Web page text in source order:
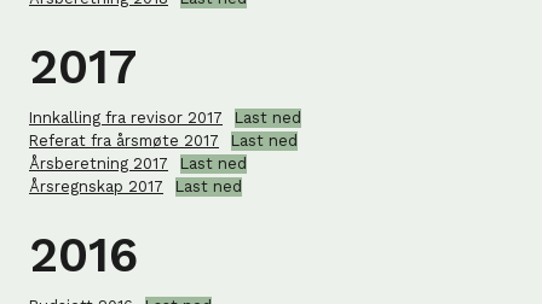
2017
Innkalling fra revisor 2017
Last ned
Referat fra årsmøte 2017
Last ned
Årsberetning 2017
Last ned
Årsregnskap 2017
Last ned
2016